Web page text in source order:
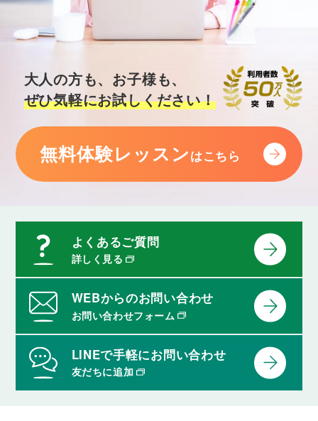
大人の方も、お子様も、
ぜひ気軽にお試しください！
無料体験レッスンはこちら
よくあるご質問
詳しく見る
WEBからのお問い合わせ
お問い合わせフォーム
LINEで手軽にお問い合わせ
友だちに追加